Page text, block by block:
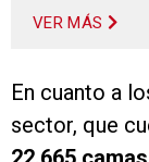
VER MÁS
En cuanto a
sector, que